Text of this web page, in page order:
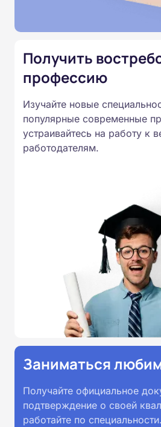
Подготовка ведется
России от 14.07.2023
соответствии с
образовательными
профессионального
Удостоверения и
Получить
профессию
Изучайте новые
популярные современные
устраивайтесь на работу к
работодателям.
Заниматься
Получайте официальное
подтверждение о своей
работайте по специальности.